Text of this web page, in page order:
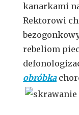
kanarkami
Rektorowi
rebeliom
obróbka